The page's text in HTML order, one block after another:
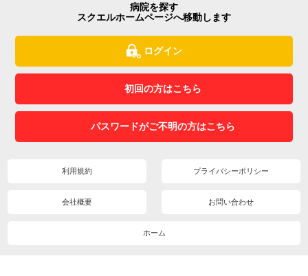
病院を探す
スクエルホームページへ移動します
ログイン
初回の方はこちら
パスワードがご不明の方はこちら
利用規約 プライバシーポリシー
会社概要 お問い合わせ
ホーム